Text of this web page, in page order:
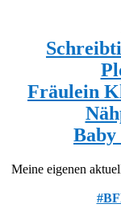
Fräulein
Meine eigenen